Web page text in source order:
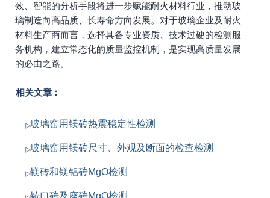
效、智能的分析手段将进一步赋能耐火材料行业，推动玻
璃制造向高品质、长寿命方向发展。对于玻璃企业及耐火
材料生产商而言，选择具备专业资质、技术过硬的检测服
务机构，建立常态化的质量监控机制，是实现高质量发展
的必由之路。
相关文章：
玻璃窑用镁砖热震稳定性检测
玻璃窑用镁砖尺寸、外观及断面的检查检测
镁砖和镁铝砖MgO检测
铸口砖及座砖MgO检测